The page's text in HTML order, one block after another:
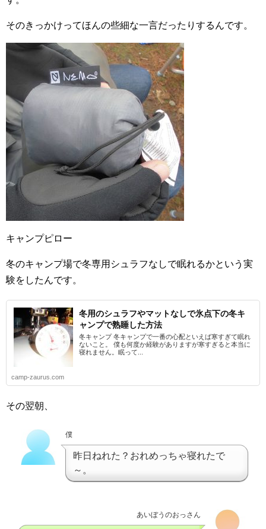
そのきっかけってほんの些細な一言だったりするんです。
キャンプピロー
冬のキャンプ場で冬専用シュラフなしで眠れるかという実
験をしたんです。
冬用のシュラフやマットなしで氷点下の冬キ
ャンプで熟睡した方法
冬キャンプ 冬キャンプで一番の心配といえば寒すぎて眠れ
ないこと。 僕も何度か経験がありますが寒すぎると本当に
寝れません。眠って...
camp-zaurus.com
その翌朝、
僕
昨日ねれた？おれめっちゃ寝れたで
～。
あいぼうのおっさん